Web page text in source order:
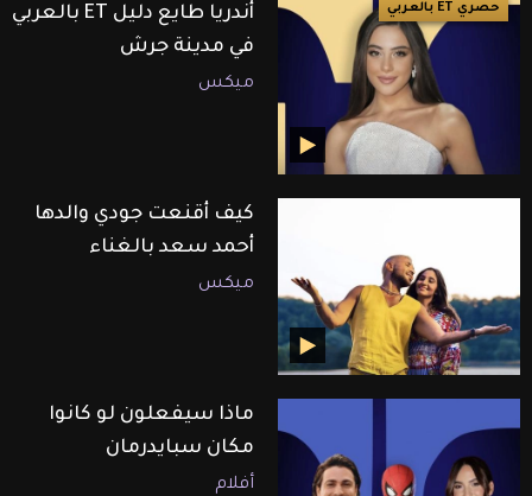
حصري ET بالعربي
أندريا طايع دليل ET بالعربي
في مدينة جرش
ميكس
كيف أقنعت جودي والدها
أحمد سعد بالغناء
ميكس
ماذا سيفعلون لو كانوا
مكان سبايدرمان
أفلام